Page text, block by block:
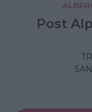
Post